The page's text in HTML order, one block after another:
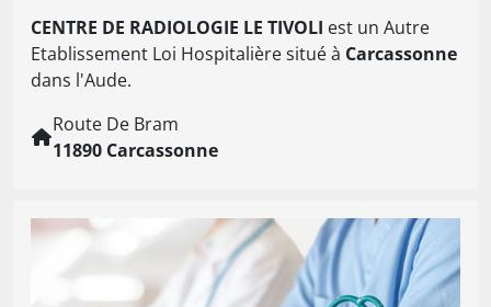
CENTRE DE RADIOLOGIE LE TIVOLI est un Autre
Etablissement Loi Hospitalière situé à Carcassonne
dans l'Aude.
Route De Bram
11890 Carcassonne